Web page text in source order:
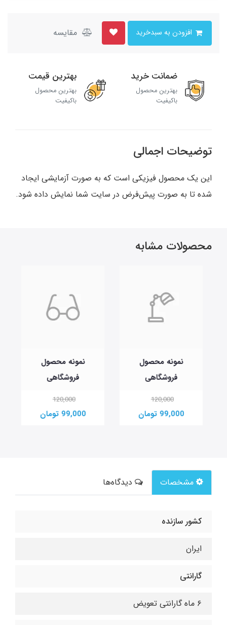
مقایسه
ضمانت خرید
بهترین محصول
باکیفیت
بهترین قیمت
بهترین محصول
باکیفیت
توضیحات اجمالی
این یک محصول فیزیکی است که به صورت آزمایشی ایجاد
شده تا به صورت پیش‌فرض در سایت شما نمایش داده شود.
محصولات مشابه
نمونه محصول
فروشگاهی
120,000
99,000 تومان
نمونه محصول
فروشگاهی
120,000
99,000 تومان
مشخصات دیدگاه‌ها
کشور سازنده
ایران
گارانتی
۶ ماه گارانتی تعویض